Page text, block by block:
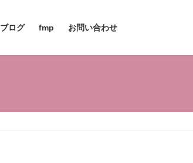
ブログ fmp お問い合わせ